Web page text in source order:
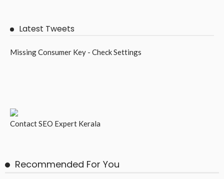
Latest Tweets
Missing Consumer Key - Check Settings
ContactSEO Expert Kerala
Recommended For You